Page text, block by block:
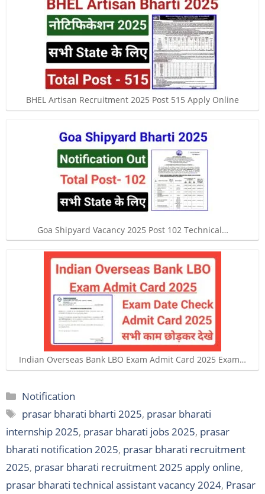
BHEL Artisan Recruitment 2025 Post 515 Apply Online
Goa Shipyard Vacancy 2025 Post 102 Technical…
Indian Overseas Bank LBO Exam Admit Card 2025 Exam…
Categories
Notification
Tags
prasar bharati bharti 2025, prasar bharati
internship 2025, prasar bharati jobs 2025, prasar
bharati notification 2025, prasar bharati recruitment
2025, prasar bharati recruitment 2025 apply online,
prasar bharati technical assistant vacancy 2024, Prasar